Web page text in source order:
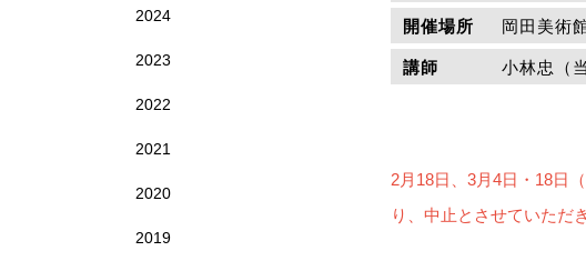
2024
2023
2022
2021
2020
2019
開催場所 岡田美術
講師 小林忠（
2月18日、3月4日・18日
り、中止とさせていただ